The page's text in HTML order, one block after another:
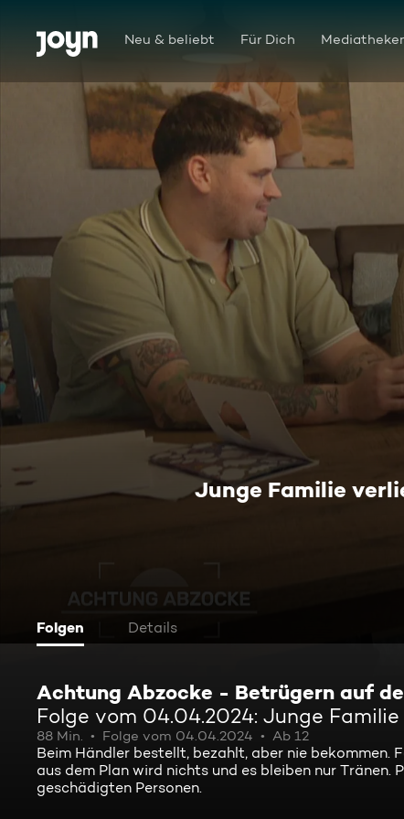
Zum Inhalt springen
Barrierefrei Neu & beliebt Für Dich
Junge Familie
Folgen Details
Achtung Abzocke - Betrügern auf
Folge vom 04.04.2024: Junge
88 Min. Folge vom 04.04.2024 Ab 12
Beim Händler bestellt, bezahlt, aber nie bekommen.
aus dem Plan wird nichts und es bleiben nur Tränen.
geschädigten Personen.